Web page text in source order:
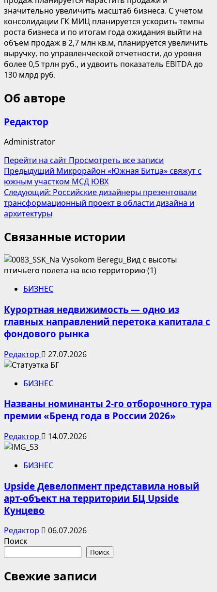
значительно увеличить масштаб бизнеса. С учетом
консолидации ГК МИЦ планируется ускорить темпы
роста бизнеса и по итогам года ожидания выйти на
объем продаж в 2,7 млн кв.м, планируется увеличить
выручку, по управленческой отчетности, до уровня
более 0,5 трлн руб., и удвоить показатель EBITDA до
130 млрд руб.
Об авторе
Редактор
Administrator
Перейти на сайт Просмотреть все записи
Навигация
записи
Предыдущий Микрорайон «Южная Битца» свяжут с
южным участком МСД ЮВХ
Следующий: Российские дизайнеры презентовали
трансформационный проект в области дизайна и
архитектуры
Связанные истории
БИЗНЕС
Курортная недвижимость — одно из
главных направлений перетока капитала с
фондового рынка
Редактор 27.07.2026
БИЗНЕС
Названы номинанты 2-го отборочного тура
премии «Бренд года в России 2026»
Редактор 14.07.2026
БИЗНЕС
Upside Девелопмент представила новый
арт-объект на территории БЦ Upside
Кунцево
Редактор
06.07.2026
Поиск
Поиск
Свежие записи